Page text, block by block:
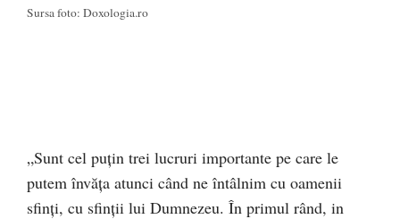
Sursa foto: Doxologia.ro
„Sunt cel puțin trei lucruri importante pe care le
putem învăța atunci când ne întâlnim cu oamenii
sfinți, cu sfinții lui Dumnezeu. În primul rând, in